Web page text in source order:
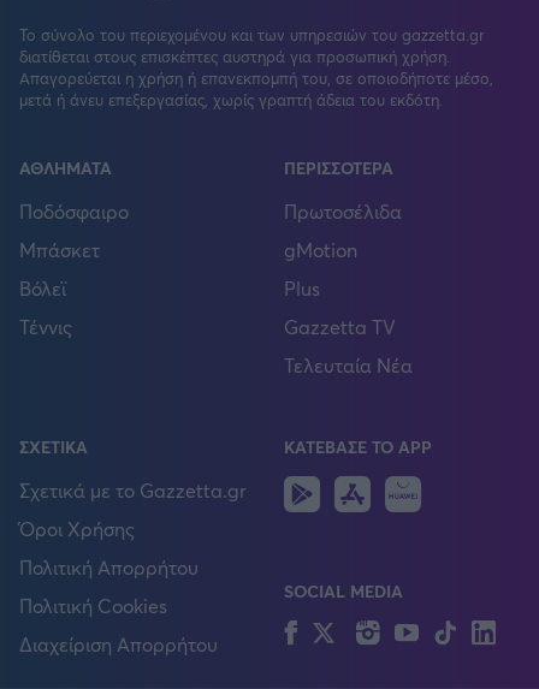
Το σύνολο του περιεχομένου και των υπηρεσιών του gazzetta.gr
διατίθεται στους επισκέπτες αυστηρά για προσωπική χρήση.
Απαγορεύεται η χρήση ή επανεκπομπή του, σε οποιοδήποτε μέσο,
μετά ή άνευ επεξεργασίας, χωρίς γραπτή άδεια του εκδότη.
ΑΘΛΗΜΑΤΑ
Ποδόσφαιρο
Μπάσκετ
Βόλεϊ
Τέννις
ΠΕΡΙΣΣΟΤΕΡΑ
Πρωτοσέλιδα
gMotion
Plus
Gazzetta TV
Τελευταία Νέα
ΣΧΕΤΙΚΑ
Σχετικά με το Gazzetta.gr
Όροι Χρήσης
Πολιτική Απορρήτου
Πολιτική Cookies
Διαχείριση Απορρήτου
ΚΑΤΕΒΑΣΕ ΤΟ APP
Android
IOS
SOCIAL MEDIA
FacebookTwitterInstagram
YouTubeTikTok